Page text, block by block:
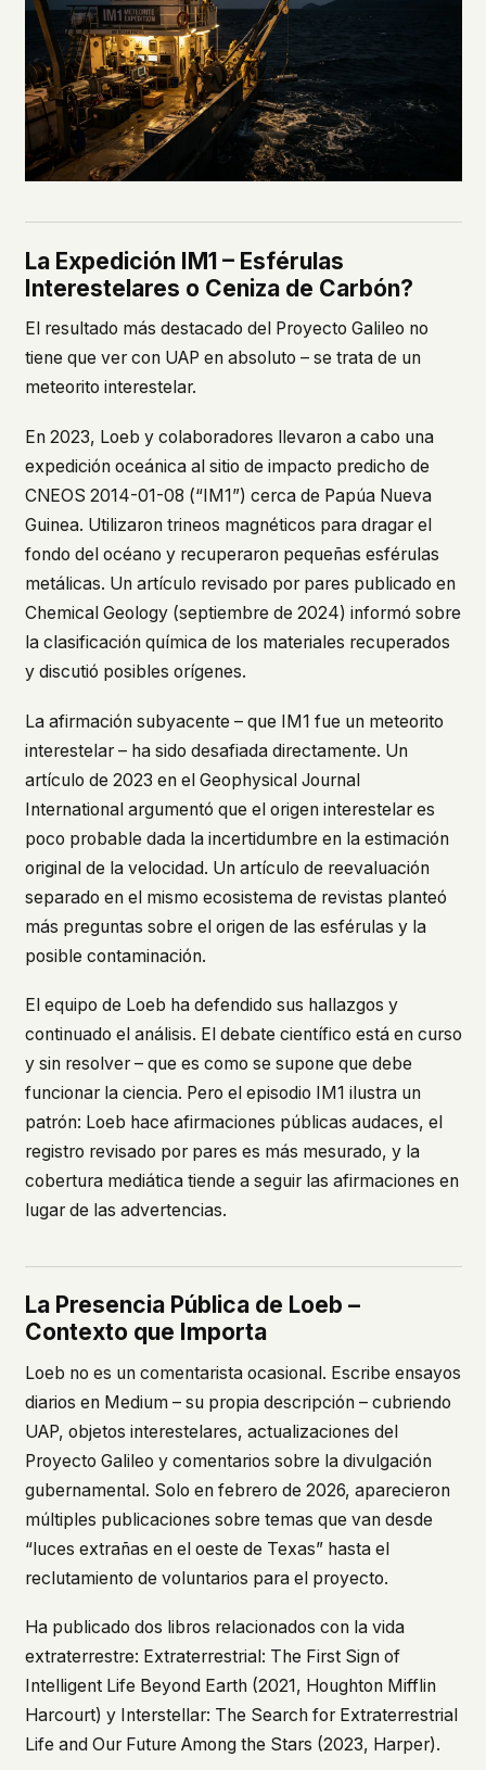
La Expedición IM1 – Esférulas
Interestelares o Ceniza de Carbón?
El resultado más destacado del Proyecto Galileo no
tiene que ver con UAP en absoluto – se trata de un
meteorito interestelar.
En 2023, Loeb y colaboradores llevaron a cabo una
expedición oceánica al sitio de impacto predicho de
CNEOS 2014-01-08 (“IM1”) cerca de Papúa Nueva
Guinea. Utilizaron trineos magnéticos para dragar el
fondo del océano y recuperaron pequeñas esférulas
metálicas. Un artículo revisado por pares publicado en
Chemical Geology(septiembre de 2024) informó sobre
la clasificación química de los materiales recuperados
y discutió posibles orígenes.
La afirmación subyacente – que IM1 fue un meteorito
interestelar – ha sido desafiada directamente. Un
artículo de 2023 en el Geophysical Journal
Internationalargumentó que el origen interestelar es
poco probable dada la incertidumbre en la estimación
original de la velocidad. Un artículo de reevaluación
separado en el mismo ecosistema de revistas planteó
más preguntas sobre el origen de las esférulas y la
posible contaminación.
El equipo de Loeb ha defendido sus hallazgos y
continuado el análisis. El debate científico está en curso
y sin resolver – que es como se supone que debe
funcionar la ciencia. Pero el episodio IM1 ilustra un
patrón: Loeb hace afirmaciones públicas audaces, el
registro revisado por pares es más mesurado, y la
cobertura mediática tiende a seguir las afirmaciones en
lugar de las advertencias.
La Presencia Pública de Loeb –
Contexto que Importa
Loeb no es un comentarista ocasional. Escribe ensayos
diarios en Medium – su propia descripción – cubriendo
UAP, objetos interestelares, actualizaciones del
Proyecto Galileo y comentarios sobre la divulgación
gubernamental. Solo en febrero de 2026, aparecieron
múltiples publicaciones sobre temas que van desde
“luces extrañas en el oeste de Texas” hasta el
reclutamiento de voluntarios para el proyecto.
Ha publicado dos libros relacionados con la vida
extraterrestre: Extraterrestrial: The First Sign of
Intelligent Life Beyond Earth(2021, Houghton Mifflin
Harcourt) y Interstellar: The Search for Extraterrestrial
Life and Our Future Among the Stars (2023, Harper).